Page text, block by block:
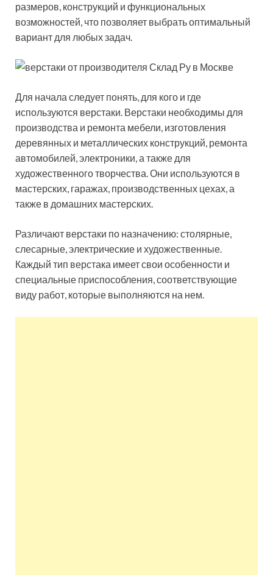
размеров, конструкций и функциональных
возможностей, что позволяет выбрать оптимальный
вариант для любых задач.
Для начала следует понять, для кого и где
используются верстаки. Верстаки необходимы для
производства и ремонта мебели, изготовления
деревянных и металлических конструкций, ремонта
автомобилей, электроники, а также для
художественного творчества. Они используются в
мастерских, гаражах, производственных цехах, а
также в домашних мастерских.
Различают верстаки по назначению: столярные,
слесарные, электрические и художественные.
Каждый тип верстака имеет свои особенности и
специальные приспособления, соответствующие
виду работ, которые выполняются на нем.